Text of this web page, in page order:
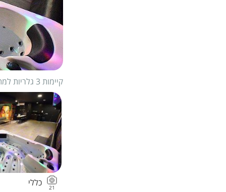
1/ 21
קיימות 3 גלריות למתחם
21 כללי